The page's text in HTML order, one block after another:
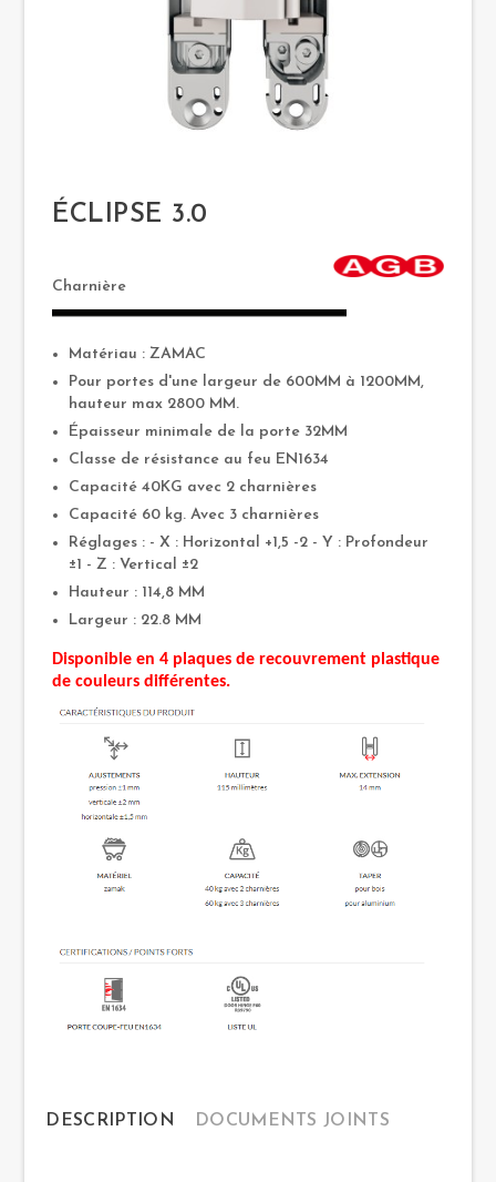
ÉCLIPSE 3.0
Charnière
Matériau : ZAMAC
Pour portes d'une largeur de 600MM à 1200MM,
hauteur max 2800 MM.
Épaisseur minimale de la porte 32MM
Classe de résistance au feu EN1634
Capacité 40KG avec 2 charnières
Capacité 60 kg. Avec 3 charnières
Réglages : - X : Horizontal +1,5 -2 - Y : Profondeur
±1 - Z : Vertical ±2
Hauteur : 114,8 MM
Largeur : 22.8 MM
Disponible en 4 plaques de recouvrement plastique
de couleurs différentes.
DESCRIPTION DOCUMENTS JOINTS